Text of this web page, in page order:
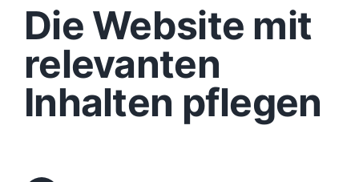
Content
Funktionen
Aufbau
Die Website mit
relevanten
Inhalten pflegen